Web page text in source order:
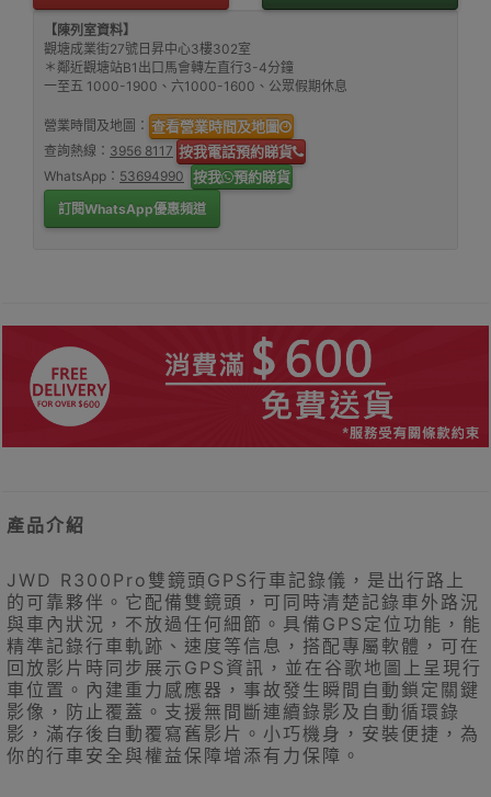
【陳列室資料】
觀塘成業街27號日昇中心3樓302室
＊鄰近觀塘站B1出口馬會轉左直行3-4分鐘
一至五 1000-1900、六1000-1600、公眾假期休息
營業時間及地圖： 查看營業時間及地圖
查詢熱線： 3956 8117 按我電話預約睇貨
WhatsApp： 53694990 按我 預約睇貨
訂閱WhatsApp優惠頻道
產品介紹
JWD R300Pro雙鏡頭GPS行車記錄儀，是出行路上
的可靠夥伴。它配備雙鏡頭，可同時清楚記錄車外路況
與車內狀況，不放過任何細節。具備GPS定位功能，能
精準記錄行車軌跡、速度等信息，搭配專屬軟體，可在
回放影片時同步展示GPS資訊，並在谷歌地圖上呈現行
車位置。內建重力感應器，事故發生瞬間自動鎖定關鍵
影像，防止覆蓋。支援無間斷連續錄影及自動循環錄
影，滿存後自動覆寫舊影片。小巧機身，安裝便捷，為
你的行車安全與權益保障增添有力保障。